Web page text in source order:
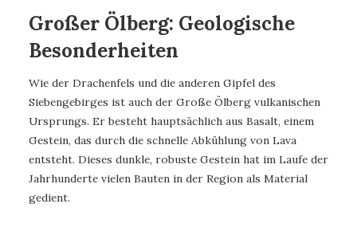
Großer Ölberg: Geologische
Besonderheiten
Wie der Drachenfels und die anderen Gipfel des
Siebengebirges ist auch der Große Ölberg vulkanischen
Ursprungs. Er besteht hauptsächlich aus Basalt, einem
Gestein, das durch die schnelle Abkühlung von Lava
entsteht. Dieses dunkle, robuste Gestein hat im Laufe der
Jahrhunderte vielen Bauten in der Region als Material
gedient.